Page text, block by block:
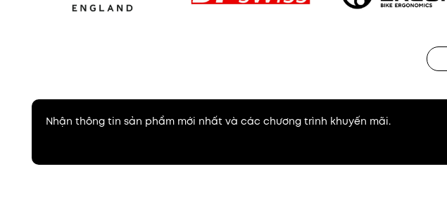
Nhận thông tin sản phẩm mới nhất và các chương trình khuyến mãi.